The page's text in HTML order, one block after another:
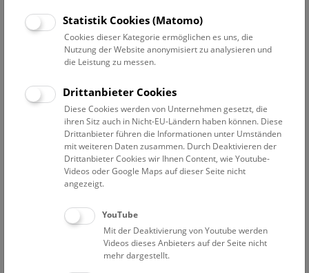
Arten auf. Im gleichen Jahr wurden bei der Versteigerung
des Museum Leverianum (London) die ältesten sicher
datierbaren Stücke der Vogelsammlung erworben.
Darunter befinden sich Stücke, die während der zweiten
und dritten Weltumsegelung von James COOK 1772-1775
gesammelt worden waren.
1839 wurde die umfassende Privatsammlung von Carl v.
HÜGEL angekauft, die vor allem Vögel aus dem Himalaya,
Australien und Neuseeland enthielt. Einen wesentlichen
Kernbereich der Sammlung bildet das wertvolle Material,
das im Anschluss an die so genannte Leopoldina-Expedition
1817-1835 von Johann NATTERER in Brasilien gesammelt
worden war. 1869 gelangte die Vogelausbeute der
österreichischen Weltumsegelung (1857-1859) der Fregatte
Novara an das k.k. Zoologische Hof-Cabinet, wie die
Statistik Cookies (Matomo)
Cookies dieser Kategorie ermöglichen es uns, die
Nutzung der Website anonymisiert zu analysieren und
die Leistung zu messen.
Drittanbieter Cookies
Diese Cookies werden von Unternehmen gesetzt, die
ihren Sitz auch in Nicht-EU-Ländern haben können. Diese
Drittanbieter führen die Informationen unter Umständen
mit weiteren Daten zusammen. Durch Deaktivieren der
Drittanbieter Cookies wir Ihnen Content, wie Youtube-
Videos oder Google Maps auf dieser Seite nicht
angezeigt.
YouTube
Mit der Deaktivierung von Youtube werden
Videos dieses Anbieters auf der Seite nicht
mehr dargestellt.